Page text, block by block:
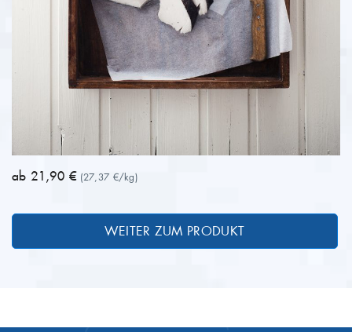
ab 21,90 € (27,37 €/kg)
WEITER ZUM PRODUKT